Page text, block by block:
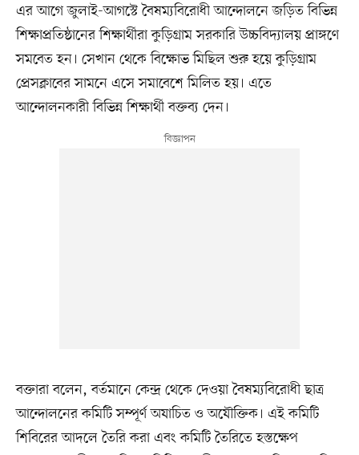
এর আগে জুলাই-আগস্টে বৈষম্যবিরোধী আন্দোলনে জড়িত বিভিন্ন
শিক্ষাপ্রতিষ্ঠানের শিক্ষার্থীরা কুড়িগ্রাম সরকারি উচ্চবিদ্যালয় প্রাঙ্গণে
সমবেত হন। সেখান থেকে বিক্ষোভ মিছিল শুরু হয়ে কুড়িগ্রাম
প্রেসক্লাবের সামনে এসে সমাবেশে মিলিত হয়। এতে
আন্দোলনকারী বিভিন্ন শিক্ষার্থী বক্তব্য দেন।
বক্তারা বলেন, বর্তমানে কেন্দ্র থেকে দেওয়া বৈষম্যবিরোধী ছাত্র
আন্দোলনের কমিটি সম্পূর্ণ অযাচিত ও অযৌক্তিক। এই কমিটি
শিবিরের আদলে তৈরি করা এবং কমিটি তৈরিতে হস্তক্ষেপ